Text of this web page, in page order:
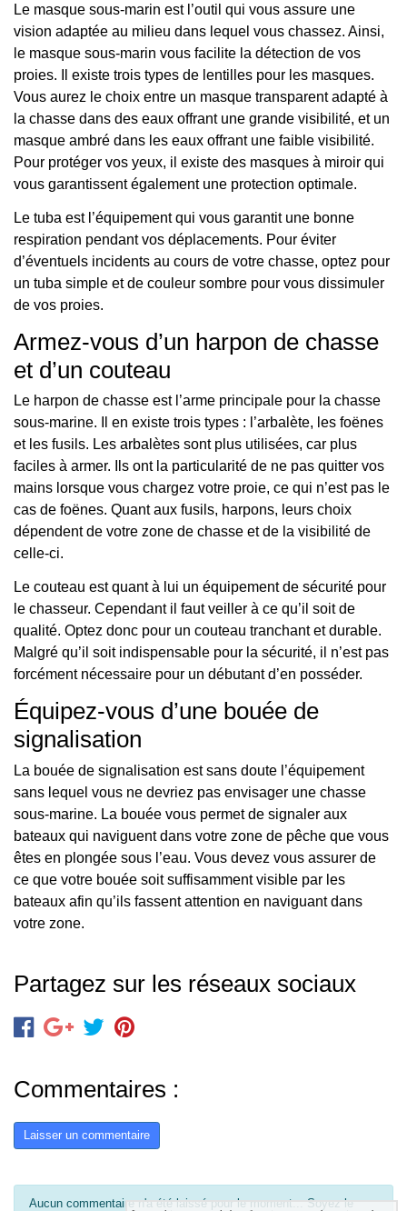
Le masque sous-marin est l’outil qui vous assure une
vision adaptée au milieu dans lequel vous chassez. Ainsi,
le masque sous-marin vous facilite la détection de vos
proies. Il existe trois types de lentilles pour les masques.
Vous aurez le choix entre un masque transparent adapté à
la chasse dans des eaux offrant une grande visibilité, et un
masque ambré dans les eaux offrant une faible visibilité.
Pour protéger vos yeux, il existe des masques à miroir qui
vous garantissent également une protection optimale.
Le tuba est l’équipement qui vous garantit une bonne
respiration pendant vos déplacements. Pour éviter
d’éventuels incidents au cours de votre chasse, optez pour
un tuba simple et de couleur sombre pour vous dissimuler
de vos proies.
Armez-vous d’un harpon de chasse
et d’un couteau
Le harpon de chasse est l’arme principale pour la chasse
sous-marine. Il en existe trois types : l’arbalète, les foënes
et les fusils. Les arbalètes sont plus utilisées, car plus
faciles à armer. Ils ont la particularité de ne pas quitter vos
mains lorsque vous chargez votre proie, ce qui n’est pas le
cas de foënes. Quant aux fusils, harpons, leurs choix
dépendent de votre zone de chasse et de la visibilité de
celle-ci.
Le couteau est quant à lui un équipement de sécurité pour
le chasseur. Cependant il faut veiller à ce qu’il soit de
qualité. Optez donc pour un couteau tranchant et durable.
Malgré qu’il soit indispensable pour la sécurité, il n’est pas
forcément nécessaire pour un débutant d’en posséder.
Équipez-vous d’une bouée de
signalisation
La bouée de signalisation est sans doute l’équipement
sans lequel vous ne devriez pas envisager une chasse
sous-marine. La bouée vous permet de signaler aux
bateaux qui naviguent dans votre zone de pêche que vous
êtes en plongée sous l’eau. Vous devez vous assurer de
ce que votre bouée soit suffisamment visible par les
bateaux afin qu’ils fassent attention en naviguant dans
votre zone.
Partagez sur les réseaux sociaux
Commentaires :
Laisser un commentaire
Aucun commentaire n'a été laissé pour le moment... Soyez le